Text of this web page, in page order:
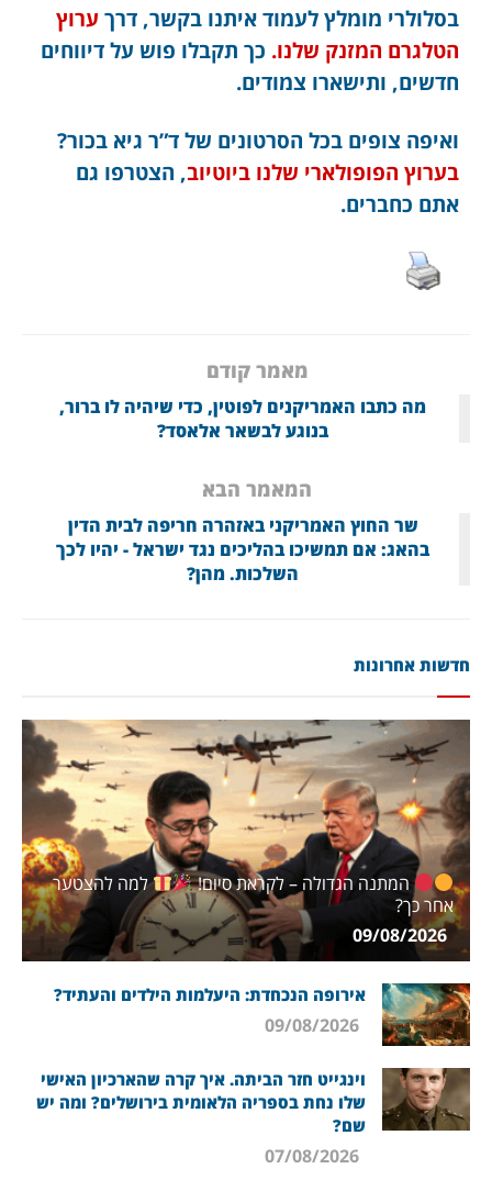
בסלולרי מומלץ לעמוד איתנו בקשר, דרך ערוץ
הטלגרם המזנק שלנו. כך תקבלו פוש על דיווחים
חדשים, ותישארו צמודים.
ואיפה צופים בכל הסרטונים של ד”ר גיא בכור?
בערוץ הפופולארי שלנו ביוטיוב, הצטרפו גם
אתם כחברים.
מאמר קודם
מה כתבו האמריקנים לפוטין, כדי שיהיה לו ברור,
בנוגע לבשאר אלאסד?
המאמר הבא
שר החוץ האמריקני באזהרה חריפה לבית הדין
בהאג: אם תמשיכו בהליכים נגד ישראל - יהיו לכך
השלכות. מהן?
חדשות אחרונות
המתנה הגדולה – לקראת סיום!
למה להצטער
אחר כך?
אירופה הנכחדת: היעלמות הילדים והעתיד?
וינגייט חזר הביתה. איך קרה שהארכיון האישי
שלו נחת בספריה הלאומית בירושלים? ומה יש
שם?